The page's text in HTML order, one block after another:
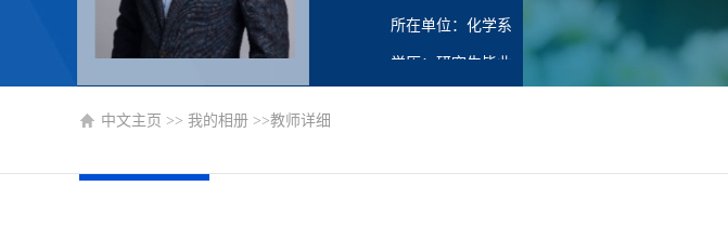
所在单位：化学系
学历：研究生毕业
中文主页 >> 我的相册 >>教师详细